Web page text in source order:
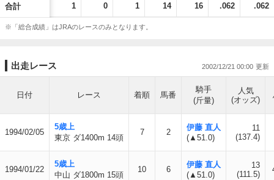
合計 1 0 1 14 16 .062 .062
※「総合成績」はJRAのレースのみとなります。
出走レース 2002/12/21 00:00
日付 レース 着順 馬番
騎手
(斤量)
人気
(オッズ)
1994/02/05
5歳上
東京 ダ1400m 14頭
7 2
伊藤 直人
(▲51.0)
11
(137.4)
1994/01/22
5歳上
中山 ダ1800m 15頭
10 6
伊藤 直人
(▲51.0)
13
(111.5)